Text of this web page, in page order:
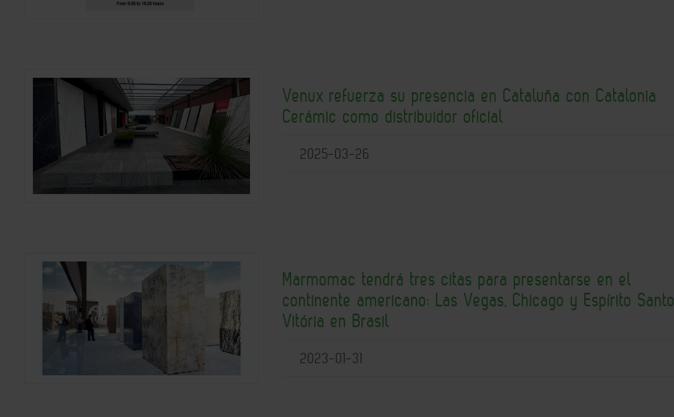
Venux refuerza su presencia en Cataluña con Catalonia
Cerámic como distribuidor oficial
2025-03-26
Marmomac tendrá tres citas para presentarse en el
continente americano: Las Vegas, Chicago y Espírito Santo
Vitória en Brasil
2023-01-31